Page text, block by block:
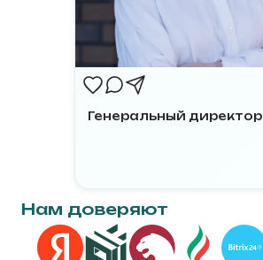
Генеральный директор
Нам доверяют